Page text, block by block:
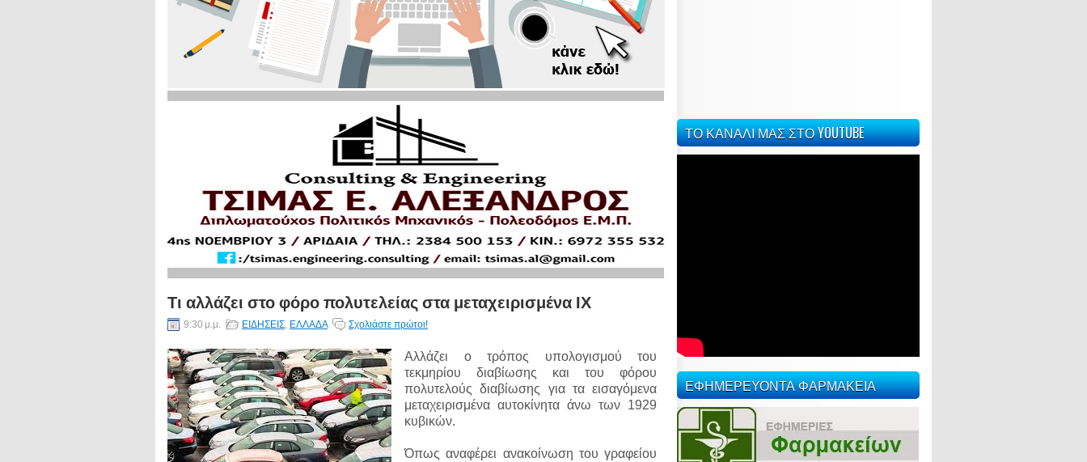
Τι αλλάζει στο φόρο πολυτελείας στα μεταχειρισμένα ΙΧ
9:30 μ.μ. ΕΙΔΗΣΕΙΣ, ΕΛΛΑΔΑ Σχολιάστε πρώτοι!
Αλλάζει ο τρόπος υπολογισμού του
τεκμηρίου διαβίωσης και του φόρου
πολυτελούς διαβίωσης για τα εισαγόμενα
μεταχειρισμένα αυτοκίνητα άνω των 1929
κυβικών.
Όπως αναφέρει ανακοίνωση του γραφείου
ΤΟ ΚΑΝΑΛΙ ΜΑΣ ΣΤΟ YOUTUBE
ΕΦΗΜΕΡΕΥΟΝΤΑ ΦΑΡΜΑΚΕΙΑ